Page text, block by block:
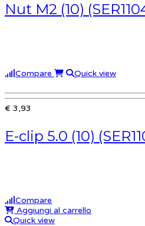
Nut M2 (10)
Compare Quick view
€ 3,93
E-clip 5.0 (10)
Compare
Aggiungi al carrello
Quick view